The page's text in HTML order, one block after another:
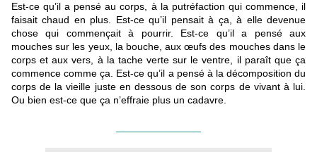
Est-ce qu’il a pensé au corps, à la putréfaction qui commence, il
faisait chaud en plus. Est-ce qu’il pensait à ça, à elle devenue
chose qui commençait à pourrir. Est-ce qu’il a pensé aux
mouches sur les yeux, la bouche, aux œufs des mouches dans le
corps et aux vers, à la tache verte sur le ventre, il paraît que ça
commence comme ça. Est-ce qu’il a pensé à la décomposition du
corps de la vieille juste en dessous de son corps de vivant à lui.
Ou bien est-ce que ça n’effraie plus un cadavre.